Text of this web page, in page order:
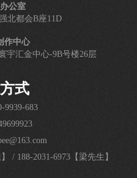
公室
北都会B座11D
作中心
宇汇金中心-9B号楼26层
式
9939-683
/ 188-2031-6973【梁先生】